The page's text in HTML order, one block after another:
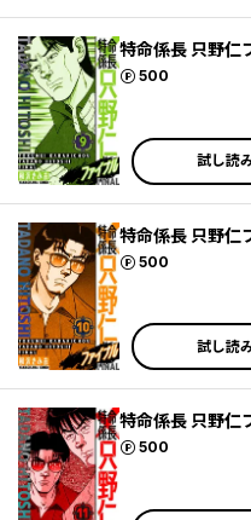
特命係長 只野
500
ポイント
試し読
特命係長 只野
500
ポイント
試し読
特命係長 只野
500
ポイント